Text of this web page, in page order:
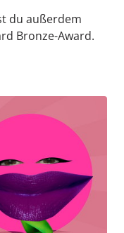
du außerdem
Bronze-Award.